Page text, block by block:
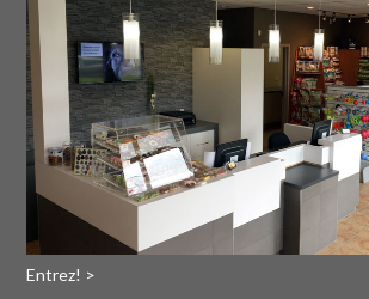
Entrez! >